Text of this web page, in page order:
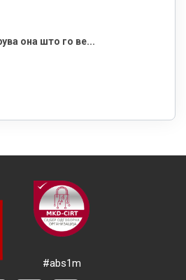
она што го ве...
#abs1m